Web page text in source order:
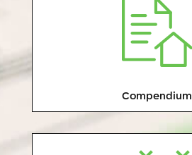
Compendium